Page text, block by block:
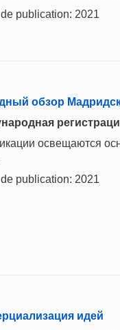
publication: 2021
обзор
освещаются
publication: 2021
идей